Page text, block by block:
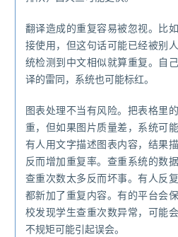
翻译造成的重复容易被忽视。比
接使用，但这句话可能已经被别
统检测到中文相似就算重复。自
译的雷同，系统也可能标红。
图表处理不当有风险。把表格里
重，但如果图片质量差，系统可
有人用文字描述图表内容，结果
反而增加重复率。查重系统的数
查重次数太多反而坏事。有人反
都新加了重复内容。有的平台会
校发现学生查重次数异常，可能
不规矩可能引起误会。